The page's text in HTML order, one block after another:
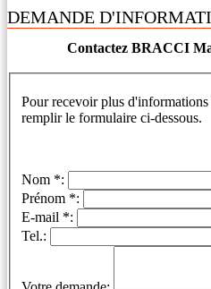
DEMANDE
Contactez BRACCI
Pour recevoir plus
remplir le formulaire ci-dessous.
Nom *:
Prénom *:
E-mail *:
Tel.: